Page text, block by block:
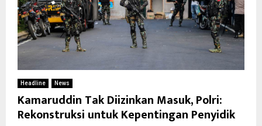
Headline News
Kamaruddin Tak Diizinkan Masuk, Polri:
Rekonstruksi untuk Kepentingan Penyidik